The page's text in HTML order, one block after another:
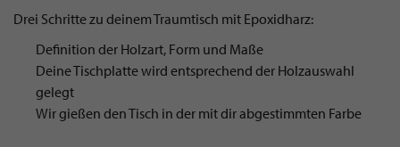
Drei Schritte zu deinem Traumtisch mit Epoxidharz:
Definition der Holzart, Form und Maße
Deine Tischplatte wird entsprechend der Holzauswahl
gelegt
Wir gießen den Tisch in der mit dir abgestimmten Farbe